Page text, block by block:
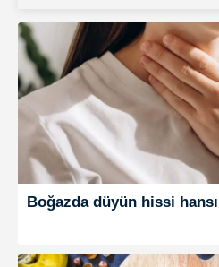
Boğazda düyün hissi